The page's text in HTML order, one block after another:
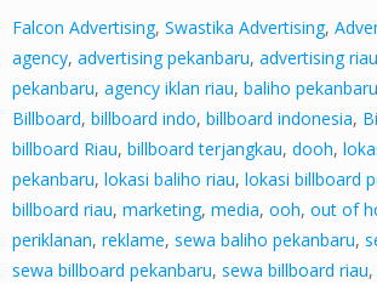
Falcon Advertising, Swastika Advertising,
agency, advertising pekanbaru, advertising riau
pekanbaru, agency iklan riau, baliho pekanbaru
Billboard, billboard indo, billboard indonesia,
billboard Riau, billboard terjangkau, dooh,
pekanbaru, lokasi baliho riau, lokasi billboard
billboard riau, marketing, media, ooh, out of
periklanan, reklame, sewa baliho pekanbaru,
sewa billboard pekanbaru, sewa billboard riau,